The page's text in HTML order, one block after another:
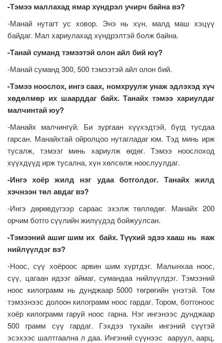
-Тэмээ маллахад ямар хүндрэл учирч байна вэ?
-Манай нутагт ус ховор. Энэ нь хүн, малд маш хэцүү
байдаг. Мал хариулахад хүндрэлтэй болж байна.
-Танай суманд тэмээтэй олон айл бий юү?
-Манай суманд 300, 500 тэмээтэй айл олон бий.
-Тэмээ ноослох, ингэ саах, номхруулж унаж эдлэхэд хүч
хөдөлмөр их шаарддаг байх. Танайх тэмээ хариулдаг
малчинтай юу?
-Манайх малчингүй. Би зургаан хүүхэдтэй, бүгд тусдаа
гарсан. Манайхтай ойролцоо нутагладаг юм. Тэд минь ирж
тусалж, тэмээг минь хариулж өгдөг. Тэмээ ноослоход
хүүхдүүд ирж тусална, хүн хөлсөлж ноослуулдаг.
-Ингэ хоёр жилд нэг удаа ботголдог. Танайх жилд
хэчнээн төл авдаг вэ?
-Ингэ дөрөвдүгээр сараас эхэлж төллөдөг. Манайх 200
орчим ботго сүүлийн жилүүдэд бойжуулсан.
-Тэмээний ашиг шим их байх. Түүхий эдээ хааш нь яаж
нийлүүлдэг вэ?
-Ноос, сүү хоёроос арвин шим хүртдэг. Малынхаа ноос,
сүү, цагаан идээг аймаг, сумандаа нийлүүлдэг. Тэмээний
ноос килограмм нь дунджаар 5000 төгрөгийн үнэтэй. Том
тэмээнээс долоон килограмм ноос гардаг. Тором, ботгоноос
хоёр килограмм гаруй ноос гарна. Нэг ингэнээс дунджаар
500 грамм сүү гардаг. Гэхдээ тухайн ингэний сүүтэй
эсэхээс шалтгаална л даа. Ингэний сүүнээс ааруул, аарц,